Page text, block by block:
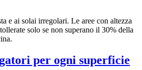
e ai solai irregolari. Le aree con altezza
solo se non superano il 30% della
per ogni superficie